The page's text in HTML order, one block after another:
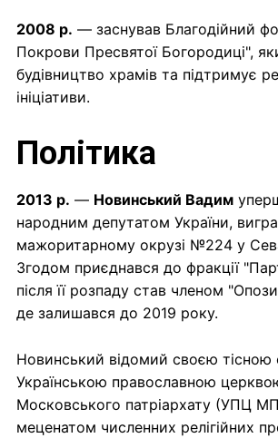
2008 р. — заснував Благодійний
Покрови Пресвятої Богородиці",
будівництво храмів та підтримує
ініціативи.
Політика
2013 р. — Новинський Вадим
народним депутатом України,
мажоритарному окрузі №224 у
Згодом приєднався до фракції
після її розпаду став членом
де залишався до 2019 року.
Новинський відомий своєю тісною
Українською православною
Московського патріархату (УПЦ
меценатом численних релігійних